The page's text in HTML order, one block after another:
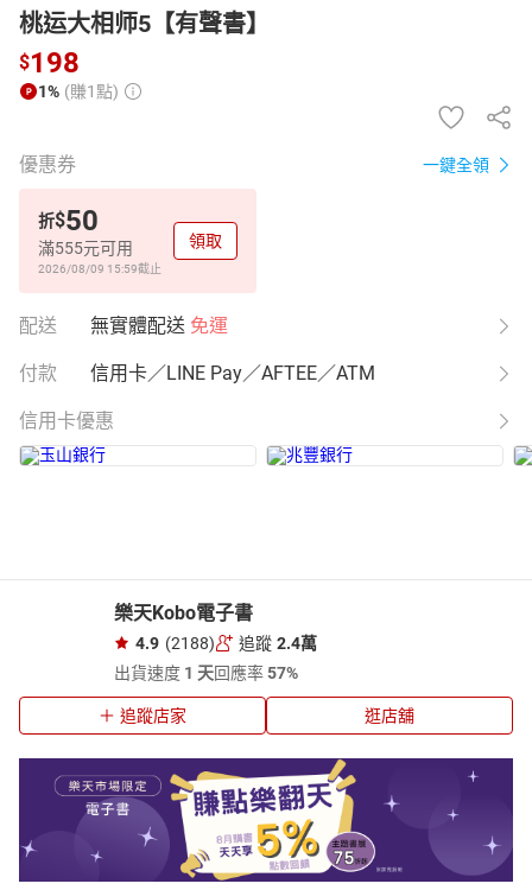
桃运大相师5【有聲書】
$198
1% (賺1點)
優惠券 一鍵全領
折$50
滿555元可用
2026/08/09 15:59截止
領取
配送 無實體配送 免運
付款 信用卡／LINE Pay／AFTEE／ATM
信用卡優惠
樂天Kobo電子書
4.9 (2188) 追蹤 2.4萬
出貨速度 1 天回應率57%
追蹤店家 逛店舖